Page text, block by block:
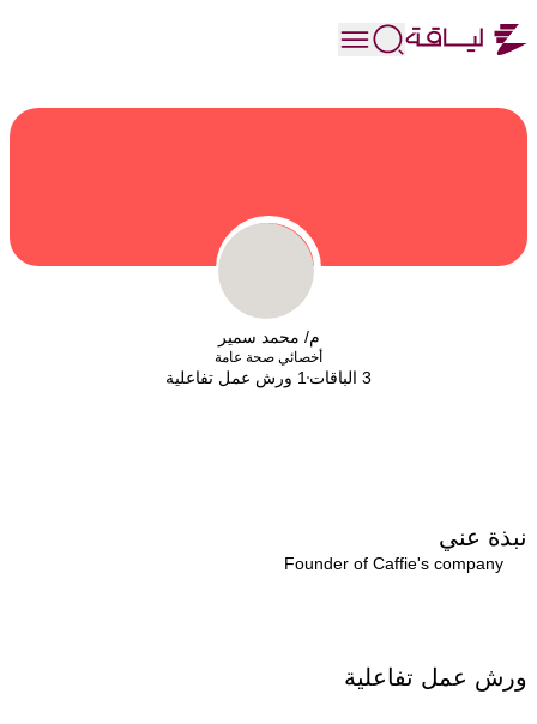
م/ محمد سمير
أخصائي صحة عامة
3 الباقات 1 ورش عمل تفاعلية
نبذة عني
Founder of Caffie's company
ورش عمل تفاعلية